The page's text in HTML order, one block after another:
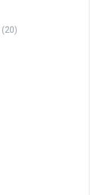
(20)